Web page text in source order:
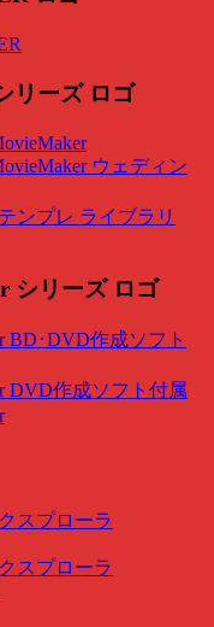
ウェディン
ンプレ ライブラリ
BD･DVD作成ソフト
DVD作成ソフト付属
スプローラ
スプローラ